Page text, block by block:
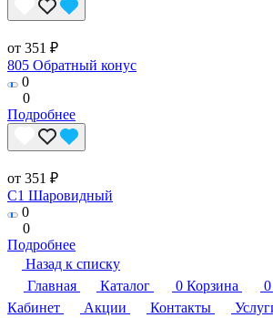
от 351 ₽
805 Обратный конус
0
0
Подробнее
от 351 ₽
C1 Шаровидный
0
0
Подробнее
Назад к списку
Главная
Каталог 0 Корзина 0
Кабинет
Акции Контакты